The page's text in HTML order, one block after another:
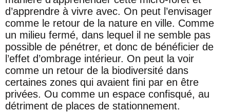
d’apprendre à vivre avec. On peut l’envisager
comme le retour de la nature en ville. Comme
un milieu fermé, dans lequel il ne semble pas
possible de pénétrer, et donc de bénéficier de
l’effet d’ombrage intérieur. On peut la voir
comme un retour de la biodiversité dans
certaines zones qui avaient fini par en être
privées. Ou comme un espace confisqué, au
détriment de places de stationnement.